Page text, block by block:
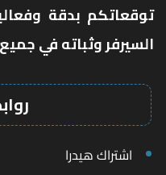
توقعاتكم بدقة
السيرفر وثباته في
اشتراك هيدرا